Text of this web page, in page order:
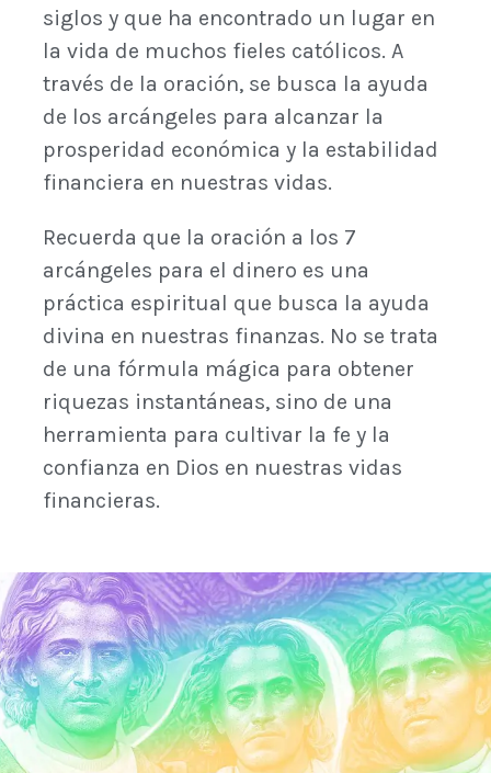
siglos y que ha encontrado un lugar en
la vida de muchos fieles católicos. A
través de la oración, se busca la ayuda
de los arcángeles para alcanzar la
prosperidad económica y la estabilidad
financiera en nuestras vidas.
Recuerda que la oración a los 7
arcángeles para el dinero es una
práctica espiritual que busca la ayuda
divina en nuestras finanzas. No se trata
de una fórmula mágica para obtener
riquezas instantáneas, sino de una
herramienta para cultivar la fe y la
confianza en Dios en nuestras vidas
financieras.